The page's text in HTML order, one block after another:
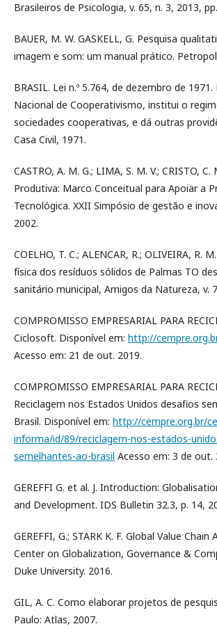
Brasileiros de Psicologia, v. 65, n. 3, 2013,
BAUER, M. W. GASKELL, G. Pesquisa
imagem e som: um manual prático.
BRASIL. Lei n.º 5.764, de dezembro de
Nacional de Cooperativismo, institui o
sociedades cooperativas, e dá outras
Casa Civil, 1971.
CASTRO, A. M. G.; LIMA, S. M. V.; CRISTO, C.
Produtiva: Marco Conceitual para Apoiar a
Tecnológica. XXII Simpósio de gestão e
2002.
COELHO, T. C.; ALENCAR, R.; OLIVEIRA, R.
física dos resíduos sólidos de Palmas TO
sanitário municipal, Amigos da Natureza, v.
COMPROMISSO EMPRESARIAL PARA
Ciclosoft. Disponível em: http://
Acesso em: 21 de out. 2019.
COMPROMISSO EMPRESARIAL PARA
Reciclagem nos Estados Unidos desafios
Brasil. Disponível em: http://cempre.org.br/
informa/id/89/reciclagem-nos-estados-
semelhantes-ao-brasil Acesso em: 3 de out.
GEREFFI G. et al. J. Introduction:
and Development. IDS Bulletin 32.3, p. 14,
GEREFFI, G.; STARK K. F. Global Value Chain
Center on Globalization, Governance &
Duke University. 2016.
GIL, A. C. Como elaborar projetos de
Paulo: Atlas, 2007.